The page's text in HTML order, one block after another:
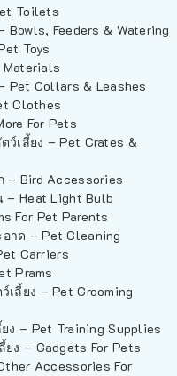
Toilets
Bowls, Feeders & Watering
Toys
Materials
Pet Collars & Leashes
Clothes
For Pets
เลี้ยง – Pet Crates &
– Bird Accessories
– Heat Light Bulb
For Pet Parents
าด – Pet Cleaning
Carriers
Prams
ลี้ยง – Pet Grooming
ง – Pet Training Supplies
ยง – Gadgets For Pets
Accessories For